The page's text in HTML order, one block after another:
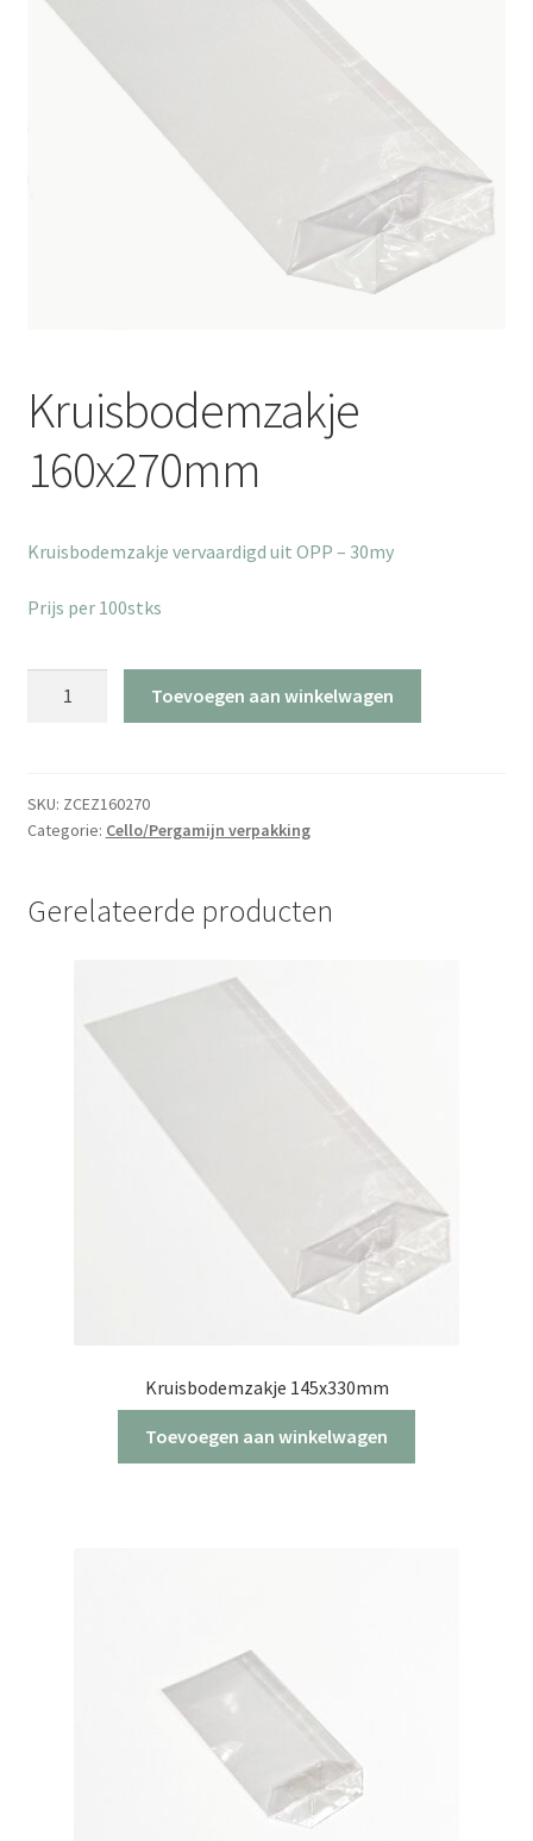
Kruisbodemzakje
160x270mm
Kruisbodemzakje vervaardigd uit OPP – 30my
Prijs per 100stks
Toevoegen aan winkelwagen
SKU: ZCEZ160270
Categorie: Cello/Pergamijn verpakking
Gerelateerde producten
Kruisbodemzakje 145x330mm
Toevoegen aan winkelwagen